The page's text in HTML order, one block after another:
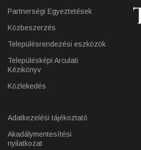
Partnerségi Egyeztetések
Közbeszerzés
Településrendezési eszközök
Településképi Arculati
Kézikönyv
Közlekedés
Adatkezelési tájékoztató
Akadálymentesítési
nyilatkozat